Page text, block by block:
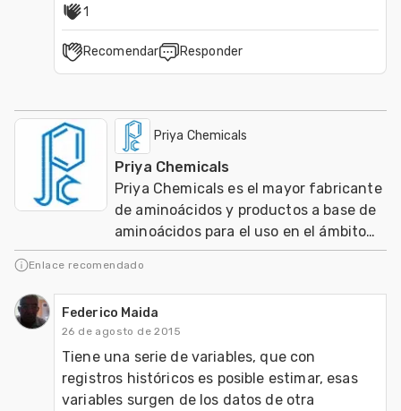
1
Recomendar Responder
Priya Chemicals
Priya Chemicals
Priya Chemicals es el mayor fabricante
de aminoácidos y productos a base de
aminoácidos para el uso en el ámbito
de nutracéuticos, Agricultura y
Veterinaria
Enlace recomendado
Federico Maida
26 de agosto de 2015
Tiene una serie de variables, que con
registros históricos es posible estimar, esas
variables surgen de los datos de otra